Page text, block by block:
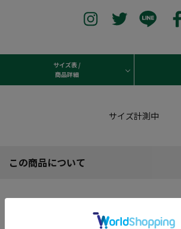
サイズ表 /
商品詳細
サイズ計測中
この商品について